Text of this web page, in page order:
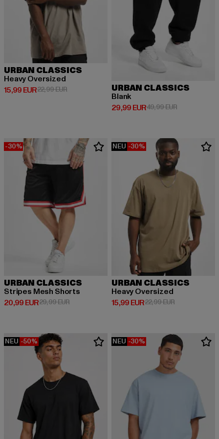
URBAN CLASSICS
Heavy Oversized
15,99 EUR
Derzeitiger Preis: 15,99 EUR
22,99 EURAktionspreis: 22,99 EURURBAN CLASSICS
Blank
29,99 EUR
Derzeitiger Preis: 29,99 EUR
49,99 EURAktionspreis:
-30%
URBAN CLASSICS
Stripes Mesh Shorts
20,99 EUR
Derzeitiger Preis: 20,99 EUR
29,99 EURAktionspreis: 29,99 EUR
NEU -30%
URBAN CLASSICS
Heavy Oversized
15,99 EUR
Derzeitiger Preis: 15,99 EUR
22,99 EURAktionspreis:
NEU -50% NEU -30%